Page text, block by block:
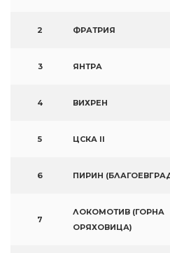
2 ФРАТРИЯ
3 ЯНТРА
4 ВИХРЕН
5 ЦСКА II
6 ПИРИН
7
ЛОКОМОТИВ (ГОРНА
ОРЯХОВИЦА)